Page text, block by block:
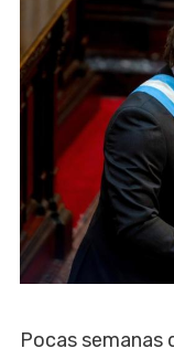
Pocas semanas